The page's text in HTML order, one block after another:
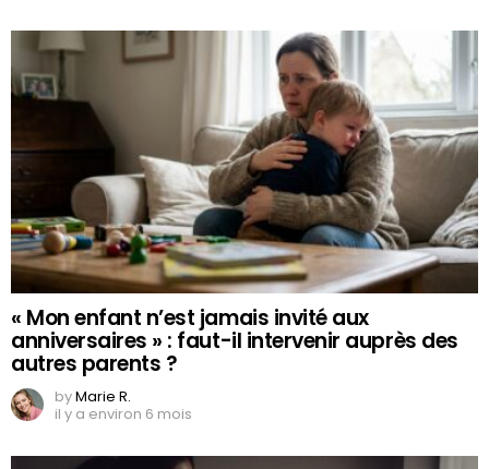
« Mon enfant n’est jamais invité aux
anniversaires » : faut-il intervenir auprès des
autres parents ?
byMarie R.
il y a environ 6 mois